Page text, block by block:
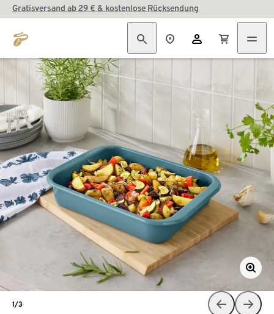
Gratisversand ab 29 € & kostenlose Rücksendung
1/3